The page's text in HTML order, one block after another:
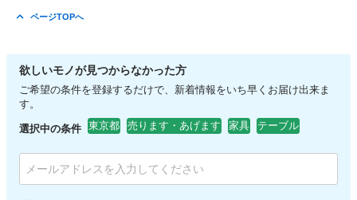
ページTOPへ
欲しいモノが見つからなかった方
ご希望の条件を登録するだけで、新着情報をいち早くお届け出来ま
す。
選択中の条件 東京都 売ります・あげます 家具 テーブル